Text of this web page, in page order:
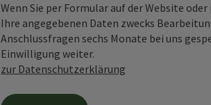
Wenn Sie per Formular auf der Website
Ihre angegebenen Daten zwecks
Anschlussfragen sechs Monate bei uns
Einwilligung weiter.
zur Datenschutzerklärung